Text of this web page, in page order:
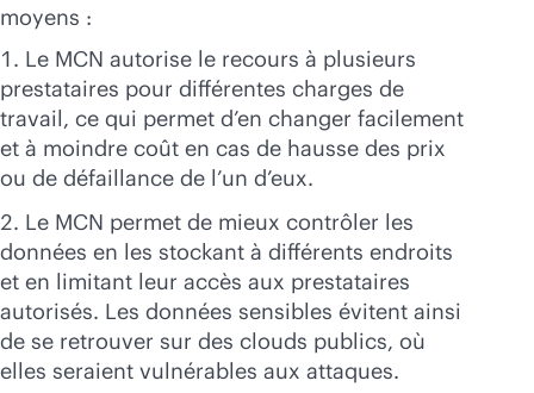
moyens :
Le MCN autorise le recours à plusieurs
prestataires pour différentes charges de
travail, ce qui permet d’en changer facilement
et à moindre coût en cas de hausse des prix
ou de défaillance de l’un d’eux.
Le MCN permet de mieux contrôler les
données en les stockant à différents endroits
et en limitant leur accès aux prestataires
autorisés. Les données sensibles évitent ainsi
de se retrouver sur des clouds publics, où
elles seraient vulnérables aux attaques.